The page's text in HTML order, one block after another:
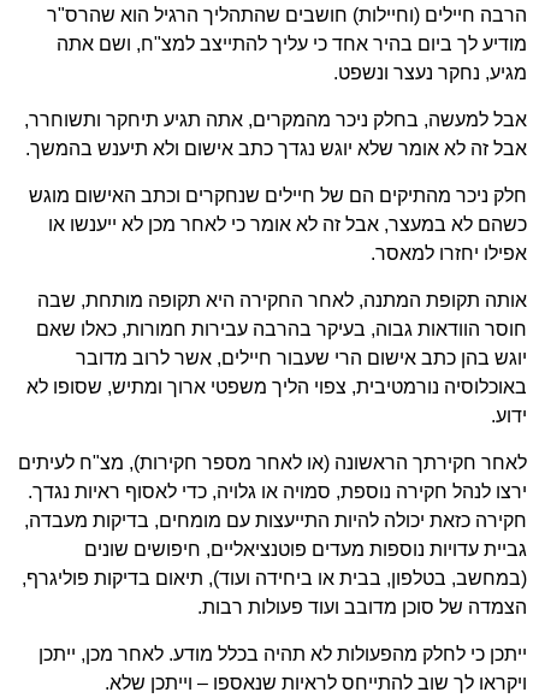
הרבה חיילים (וחיילות) חושבים שהתהליך הרגיל הוא שהרס"ר
מודיע לך ביום בהיר אחד כי עליך להתייצב למצ"ח, ושם אתה
מגיע, נחקר נעצר ונשפט.
אבל למעשה, בחלק ניכר מהמקרים, אתה תגיע תיחקר ותשוחרר,
אבל זה לא אומר שלא יוגש נגדך כתב אישום ולא תיענש בהמשך.
חלק ניכר מהתיקים הם של חיילים שנחקרים וכתב האישום מוגש
כשהם לא במעצר, אבל זה לא אומר כי לאחר מכן לא ייענשו או
אפילו יחזרו למאסר.
אותה תקופת המתנה, לאחר החקירה היא תקופה מותחת, שבה
חוסר הוודאות גבוה, בעיקר בהרבה עבירות חמורות, כאלו שאם
יוגש בהן כתב אישום הרי שעבור חיילים, אשר לרוב מדובר
באוכלוסיה נורמטיבית, צפוי הליך משפטי ארוך ומתיש, שסופו לא
ידוע.
לאחר חקירתך הראשונה (או לאחר מספר חקירות), מצ"ח לעיתים
ירצו לנהל חקירה נוספת, סמויה או גלויה, כדי לאסוף ראיות נגדך.
חקירה כזאת יכולה להיות התייעצות עם מומחים, בדיקות מעבדה,
גביית עדויות נוספות מעדים פוטנציאליים, חיפושים שונים
(במחשב, בטלפון, בבית או ביחידה ועוד), תיאום בדיקות פוליגרף,
הצמדה של סוכן מדובב ועוד פעולות רבות.
ייתכן כי לחלק מהפעולות לא תהיה בכלל מודע. לאחר מכן, ייתכן
ויקראו לך שוב להתייחס לראיות שנאספו – וייתכן שלא.